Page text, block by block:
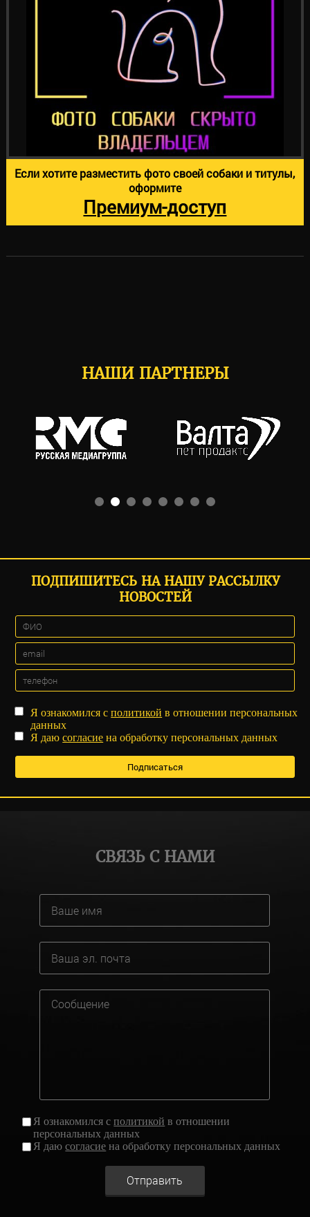
Если хотите разместить фото своей собаки и титулы,
оформите
Премиум-доступ
НАШИ ПАРТНЕРЫ
ПОДПИШИТЕСЬ НА НАШУ РАССЫЛКУ
НОВОСТЕЙ
Я ознакомился сполитикой в отношении персональных
данных
Я даюсогласие на обработку персональных данных
СВЯЗЬ С НАМИ
Я ознакомился сполитикой в отношении
персональных данных
Я даюсогласие на обработку персональных данных
Отправить